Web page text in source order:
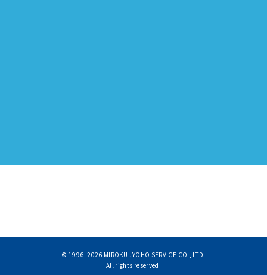
© 1996-2026 MIROKU JYOHO SERVICE CO., LTD.
All rights reserved.